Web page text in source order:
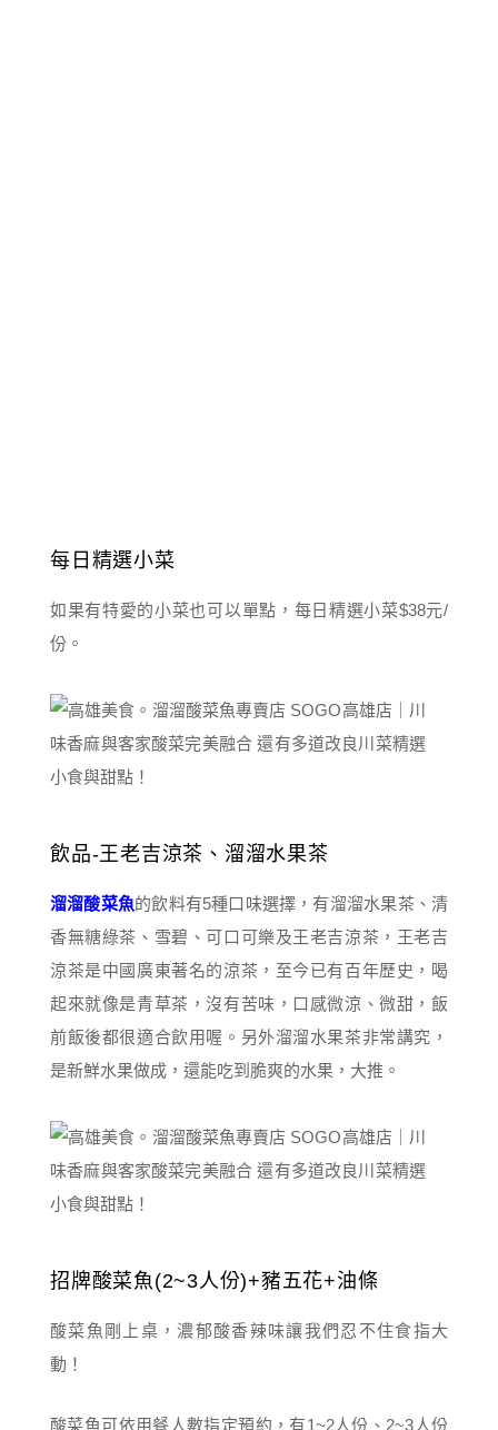
每日精選小菜
如果有特愛的小菜也可以單點，每日精選小菜$38元/
份。
飲品-王老吉涼茶、溜溜水果茶
溜溜酸菜魚的飲料有5種口味選擇，有溜溜水果茶、清
香無糖綠茶、雪碧、可口可樂及王老吉涼茶，王老吉
涼茶是中國廣東著名的涼茶，至今已有百年歷史，喝
起來就像是青草茶，沒有苦味，口感微涼、微甜，飯
前飯後都很適合飲用喔。另外溜溜水果茶非常講究，
是新鮮水果做成，還能吃到脆爽的水果，大推。
招牌酸菜魚(2~3人份)+豬五花+油條
酸菜魚剛上桌，濃郁酸香辣味讓我們忍不住食指大
動！
酸菜魚可依用餐人數指定預約，有1~2人份、2~3人份